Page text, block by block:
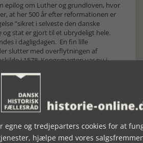
epilog om Luther og grundloven, hvor
at her 500 år efter reformationen er
”sikret i selveste den danske
og stat er gjort til et ubrydeligt hele.
i dagligdagen. En fin lille
slutter med overflytningen af
i 1578. Kongemagten var nu i
blevet skrevet med udgangspunkt i
nærværende værk give et bud på,
historie kan skildres med
egne og tredjeparters cookies for at
hjælpe med vores